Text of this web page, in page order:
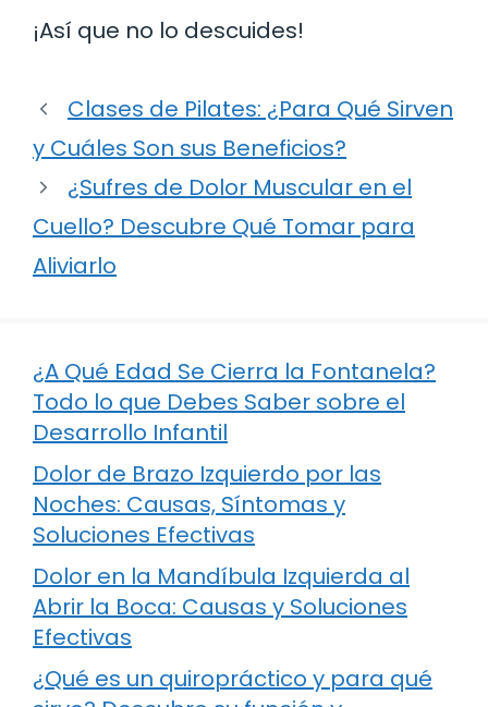
¡Así que no lo descuides!
Clases de Pilates: ¿Para Qué Sirven
y Cuáles Son sus Beneficios?
¿Sufres de Dolor Muscular en el
Cuello? Descubre Qué Tomar para
Aliviarlo
¿A Qué Edad Se Cierra la Fontanela?
Todo lo que Debes Saber sobre el
Desarrollo Infantil
Dolor de Brazo Izquierdo por las
Noches: Causas, Síntomas y
Soluciones Efectivas
Dolor en la Mandíbula Izquierda al
Abrir la Boca: Causas y Soluciones
Efectivas
¿Qué es un quiropráctico y para qué